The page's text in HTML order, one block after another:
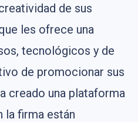
de sus
les ofrece una
tecnológicos y de
de promocionar sus
creado una plataforma
la firma están